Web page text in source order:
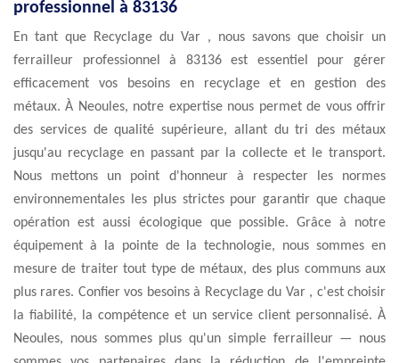
professionnel à 83136
En tant que Recyclage du Var , nous savons que choisir un
ferrailleur professionnel à 83136 est essentiel pour gérer
efficacement vos besoins en recyclage et en gestion des
métaux. À Neoules, notre expertise nous permet de vous offrir
des services de qualité supérieure, allant du tri des métaux
jusqu'au recyclage en passant par la collecte et le transport.
Nous mettons un point d'honneur à respecter les normes
environnementales les plus strictes pour garantir que chaque
opération est aussi écologique que possible. Grâce à notre
équipement à la pointe de la technologie, nous sommes en
mesure de traiter tout type de métaux, des plus communs aux
plus rares. Confier vos besoins à Recyclage du Var , c'est choisir
la fiabilité, la compétence et un service client personnalisé. À
Neoules, nous sommes plus qu'un simple ferrailleur — nous